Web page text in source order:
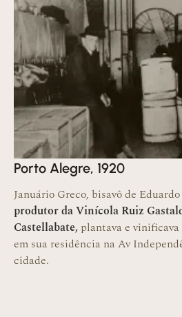
Porto Alegre, 1920
Januário Greco, bisavô de
produtor da Vinícola Ruiz
Castellabate, plantava e
em sua residência na Av
cidade.